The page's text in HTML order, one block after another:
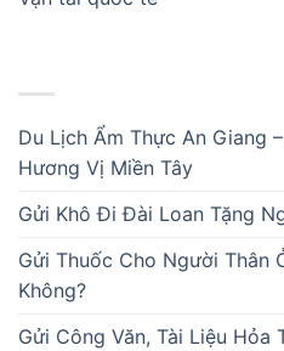
Du Lịch Ẩm Thực An Giang
Hương Vị Miền Tây
Gửi Khô Đi Đài Loan Tặng
Gửi Thuốc Cho Người Thân
Không?
Gửi Công Văn, Tài Liệu Hỏa